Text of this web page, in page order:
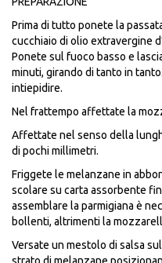
Prima di tutto ponete la
cucchiaio di olio extravergine
Ponete sul fuoco basso e
minuti, girando di tanto in
intiepidire.
Nel frattempo affettate la
Affettate nel senso della
di pochi millimetri.
Friggete le melanzane in
scolare su carta assorbente
assemblare la parmigiana è
bollenti, altrimenti la
Versate un mestolo di salsa
strato di melanzane